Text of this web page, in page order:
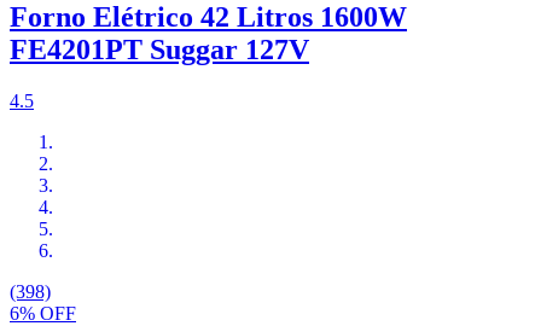
Forno Elétrico 42 Litros 1600W
FE4201PT Suggar 127V
4.5
(398)
6% OFF